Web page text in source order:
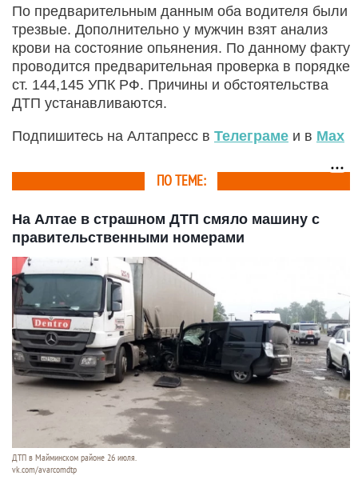
По предварительным данным оба водителя были
трезвые. Дополнительно у мужчин взят анализ
крови на состояние опьянения. По данному факту
проводится предварительная проверка в порядке
ст. 144,145 УПК РФ. Причины и обстоятельства
ДТП устанавливаются.
Подпишитесь на Алтапресс в Телеграме и в Max
ПО ТЕМЕ:
На Алтае в страшном ДТП смяло машину с
правительственными номерами
ДТП в Майминском районе 26 июля.
vk.com/avarcomdtp